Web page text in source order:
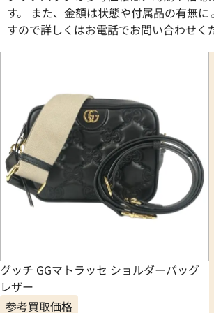
す。 また、金額は状態や付属品の有無に
すので詳しくはお電話でお問い合わせく
グッチ GGマトラッセ ショルダーバッグ
レザー
参考買取価格